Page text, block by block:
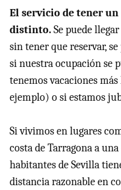
El servicio de tener
distinto.Se puede
sin tener que reservar,
si nuestra ocupación se
tenemos vacaciones
ejemplo) o si estamos
Si vivimos en lugares
costa de Tarragona a
habitantes de Sevilla
distancia razonable en